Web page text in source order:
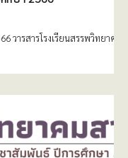
วารสารโรงเรียนสรรพวิทยาคม